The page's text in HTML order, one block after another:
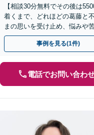
【相談30分無料でその後は
着くまで、どれほどの葛藤と
まの思いを受け止め、悩みや
きらめません。ぜひ一度ご相
事例を見る(1件)
電話でお問い合わ